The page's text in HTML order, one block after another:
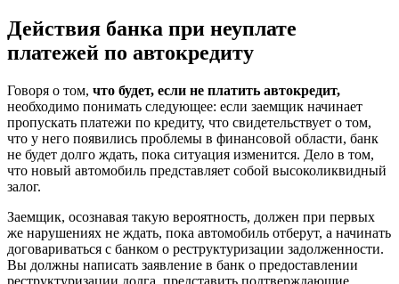
Действия банка при неуплате
платежей по автокредиту
Говоря о том, что будет, если не платить автокредит,
необходимо понимать следующее: если заемщик начинает
пропускать платежи по кредиту, что свидетельствует о том,
что у него появились проблемы в финансовой области, банк
не будет долго ждать, пока ситуация изменится. Дело в том,
что новый автомобиль представляет собой высоколиквидный
залог.
Заемщик, осознавая такую вероятность, должен при первых
же нарушениях не ждать, пока автомобиль отберут, а начинать
договариваться с банком о реструктуризации задолженности.
Вы должны написать заявление в банк о предоставлении